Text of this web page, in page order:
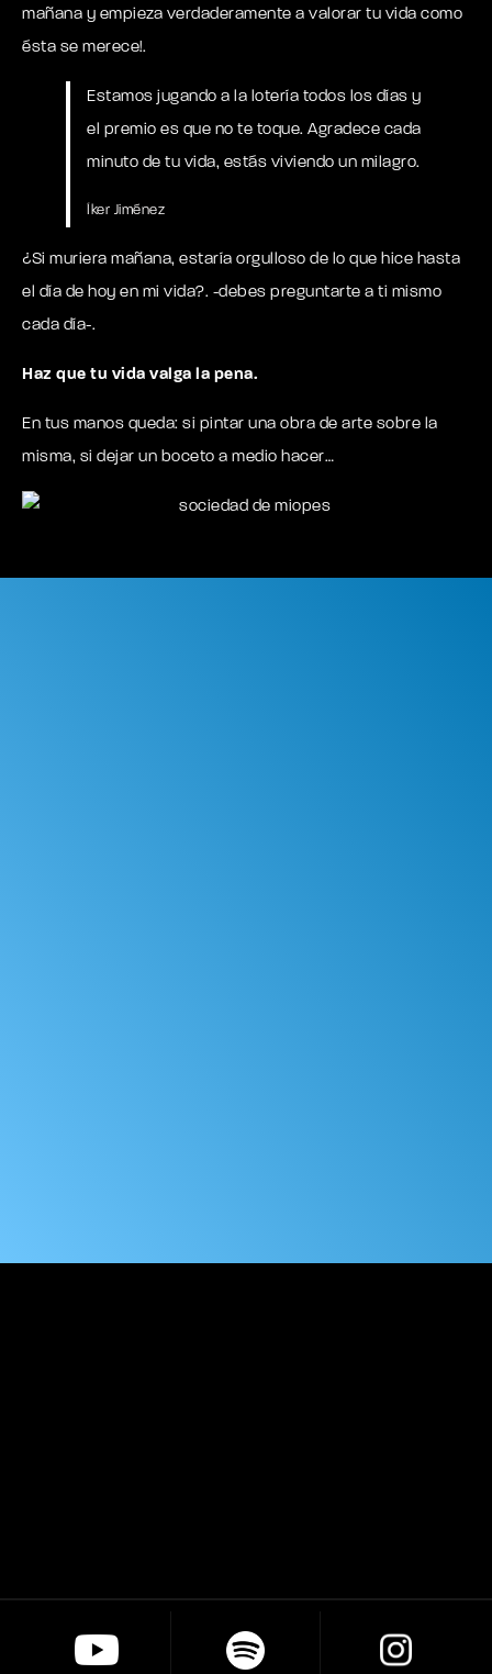
mañana y empieza verdaderamente a valorar tu vida como
ésta se merece!.
Estamos jugando a la lotería todos los días y
el premio es que no te toque. Agradece cada
minuto de tu vida, estás viviendo un milagro.
Íker Jiménez
¿Si muriera mañana, estaría orgulloso de lo que hice hasta
el día de hoy en mi vida?. -debes preguntarte a ti mismo
cada día-.
Haz que tu vida valga la pena.
En tus manos queda: si pintar una obra de arte sobre la
misma, si dejar un boceto a medio hacer…